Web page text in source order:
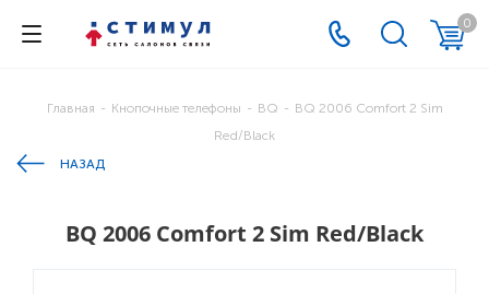
0
Главная - Кнопочные телефоны - BQ - BQ 2006 Comfort 2 Sim
Red/Black
НАЗАД
BQ 2006 Comfort 2 Sim Red/Black